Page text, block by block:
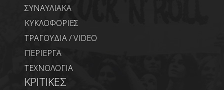
ΣΥΝΑΥΛΙΑΚΑ
ΚΥΚΛΟΦΟΡΙΕΣ
ΤΡΑΓΟΥΔΙΑ / VIDEO
ΠΕΡΙΕΡΓΑ
ΤΕΧΝΟΛΟΓΙΑ
ΚΡΙΤΙΚΕΣ